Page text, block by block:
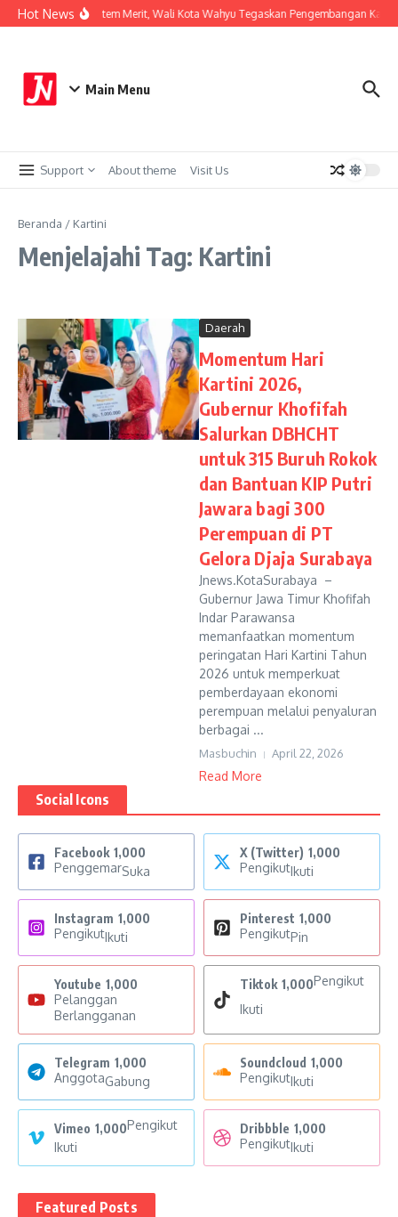
Lewati ke konten
Hot NewsPerkuat Sistem Merit, Wali Kota Wahyu Tegaskan Pengembangan Karier
Main Menu
Support About theme Visit Us
Beranda / Kartini
Menjelajahi Tag: Kartini
Daerah
Momentum Hari
Kartini 2026,
Gubernur Khofifah
Salurkan DBHCHT
untuk 315 Buruh Rokok
dan Bantuan KIP Putri
Jawara bagi 300
Perempuan di PT
Gelora Djaja Surabaya
Jnews.KotaSurabaya –
Gubernur Jawa Timur Khofifah
Indar Parawansa
memanfaatkan momentum
peringatan Hari Kartini Tahun
2026 untuk memperkuat
pemberdayaan ekonomi
perempuan melalui penyaluran
berbagai ...
Masbuchin April 22, 2026
Read More
Social Icons
Facebook 1,000
PenggemarSuka
X (Twitter) 1,000
PengikutIkuti
Instagram 1,000
PengikutIkuti
Pinterest 1,000
PengikutPin
Youtube 1,000
Pelanggan
Berlangganan
Tiktok 1,000Pengikut
Ikuti
Telegram 1,000
AnggotaGabung
Soundcloud 1,000
PengikutIkuti
Vimeo 1,000Pengikut
Ikuti
Dribbble 1,000
PengikutIkuti
Featured Posts